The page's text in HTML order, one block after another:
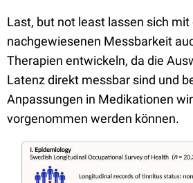
Last, but not least lassen sich mit
nachgewiesenen Messbarkeit
Therapien entwickeln, da die
Latenz direkt messbar sind und
Anpassungen in Medikationen
vorgenommen werden können.